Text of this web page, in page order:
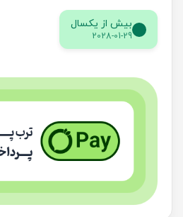
بیش از یکسال
2028-01-29